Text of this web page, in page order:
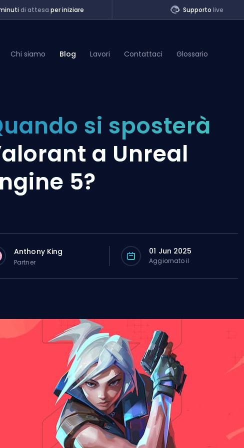
di attesa per iniziare Supporto live
Chi siamo Blog Lavori Contattaci Glossario
si sposterà
a Unreal
5?
Anthony King
Partner
01 Jun 2025
Aggiornato il